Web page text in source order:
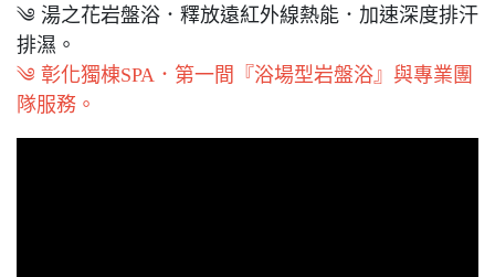
༄ 湯之花岩盤浴．釋放遠紅外線熱能．加速深度排汗
排濕。
༄ 彰化獨棟SPA．第一間『浴場型岩盤浴』與專業團
隊服務。